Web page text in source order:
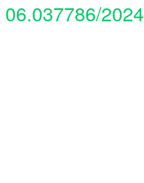
06.037786/2024